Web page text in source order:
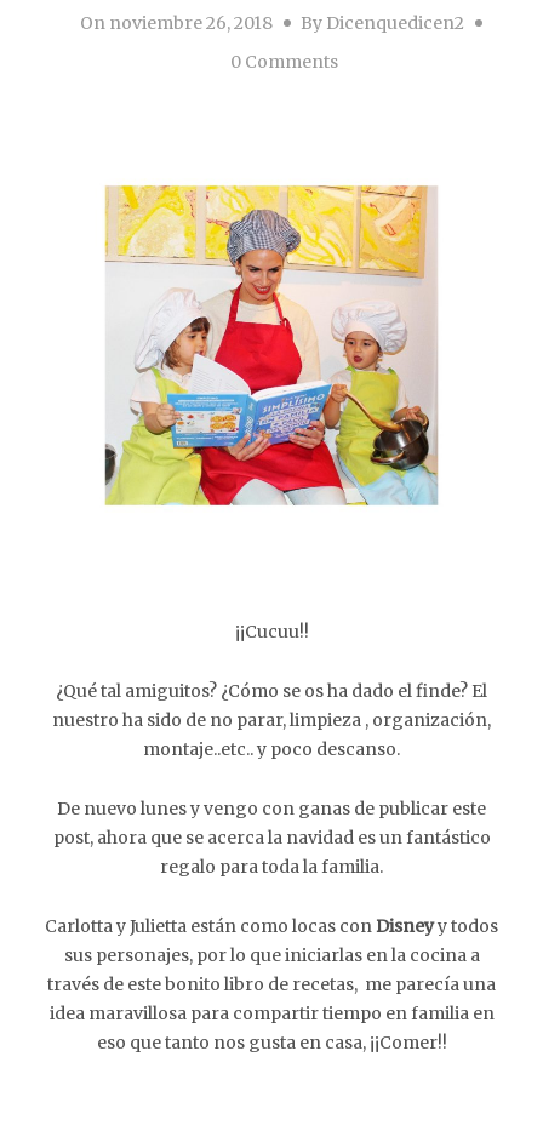
Onnoviembre 26, 2018 By Dicenquedicen2
0 Comments
¡¡Cucuu!!
¿Qué tal amiguitos? ¿Cómo se os ha dado el finde? El
nuestro ha sido de no parar, limpieza , organización,
montaje..etc.. y poco descanso.
De nuevo lunes y vengo con ganas de publicar este
post, ahora que se acerca la navidad es un fantástico
regalo para toda la familia.
Carlotta y Julietta están como locas conDisneyy todos
sus personajes, por lo que iniciarlas en la cocina a
través de este bonito libro de recetas, me parecía una
idea maravillosa para compartir tiempo en familia en
eso que tanto nos gusta en casa, ¡¡Comer!!